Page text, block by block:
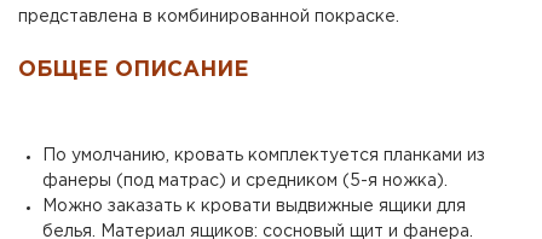
представлена в комбинированной покраске.
ОБЩЕЕ ОПИСАНИЕ
По умолчанию, кровать комплектуется планками из
фанеры (под матрас) и средником (5-я ножка).
Можно заказать к кровати выдвижные ящики для
белья. Материал ящиков: сосновый щит и фанера.